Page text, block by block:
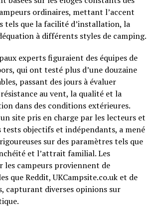
ordinaires, mettant l’accent
tels que la facilité d’installation, la
à différents styles de camping.
experts figuraient des équipes de
qui ont testé plus d’une douzaine
passant des jours à évaluer
au vent, la qualité et la
dans des conditions extérieures.
site pris en charge par les lecteurs et
tests objectifs et indépendants, a mené
sur des paramètres tels que
et l’attrait familial. Les
les campeurs proviennent de
que Reddit, UKCampsite.co.uk et de
capturant diverses opinions sur